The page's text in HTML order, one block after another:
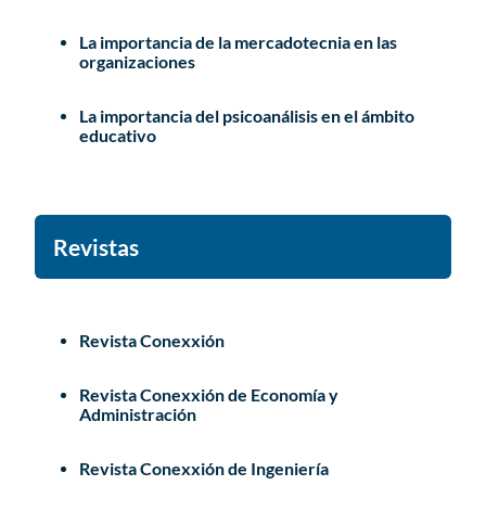
La importancia de la mercadotecnia en las
organizaciones
La importancia del psicoanálisis en el ámbito
educativo
Revistas
Revista Conexxión
Revista Conexxión de Economía y
Administración
Revista Conexxión de Ingeniería